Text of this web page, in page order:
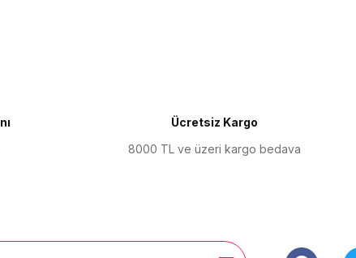
Gönder
Ücretsiz Kargo
8000 TL ve üzeri kargo bedava